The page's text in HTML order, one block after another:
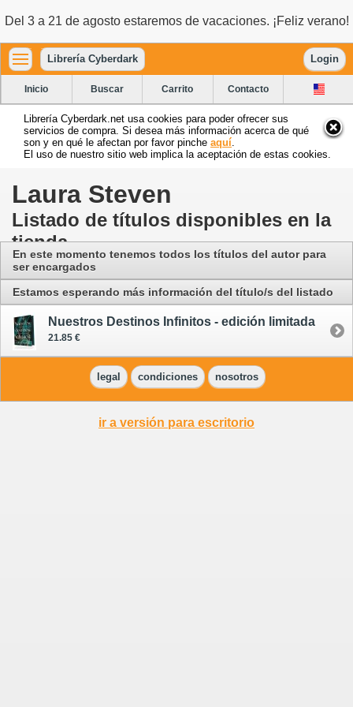
Del 3 a 21 de agosto estaremos de vacaciones. ¡Feliz verano!
Librería Cyberdark Login
Inicio Buscar Carrito Contacto
Librería Cyberdark.net usa cookies para poder ofrecer sus
servicios de compra. Si desea más información acerca de qué
son y en qué le afectan por favor pinche aquí
El uso de nuestro sitio web implica la aceptación de estas cookies.
Laura Steven
Listado de títulos disponibles en la
tienda
En este momento tenemos todos los títulos del autor para
ser encargados
Estamos esperando más información del título/s del listado
Nuestros Destinos Infinitos - edición limitada
21.85 €
legal condiciones nosotros
ir a versión para escritorio